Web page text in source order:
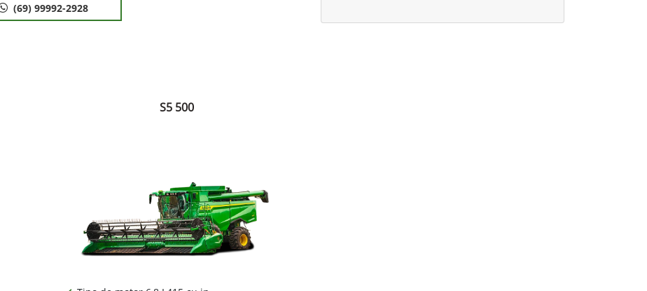
(69) 99992-2928
S5 500